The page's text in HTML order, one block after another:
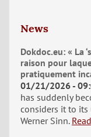
News
Dokdoc.eu: « La
raison pour
pratiquement
01/21/2026 -
has suddenly
considers it to its
Werner Sinn.